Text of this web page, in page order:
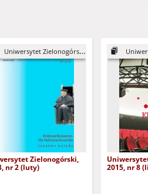
Uniwersytet Zielonogórski, 2003
Zielonogórski,
nr 2 (luty)
2015, nr 8